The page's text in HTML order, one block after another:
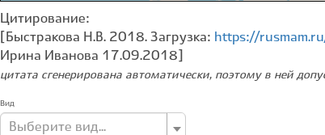
Цитирование:
[Быстракова Н.В. 2018. Загрузка: https://
Ирина Иванова 17.09.2018]
цитата сгенерирована автоматически, поэтому в ней
Вид
Выберите вид...